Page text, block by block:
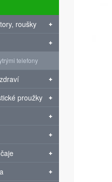
roušky
telefony
proužky